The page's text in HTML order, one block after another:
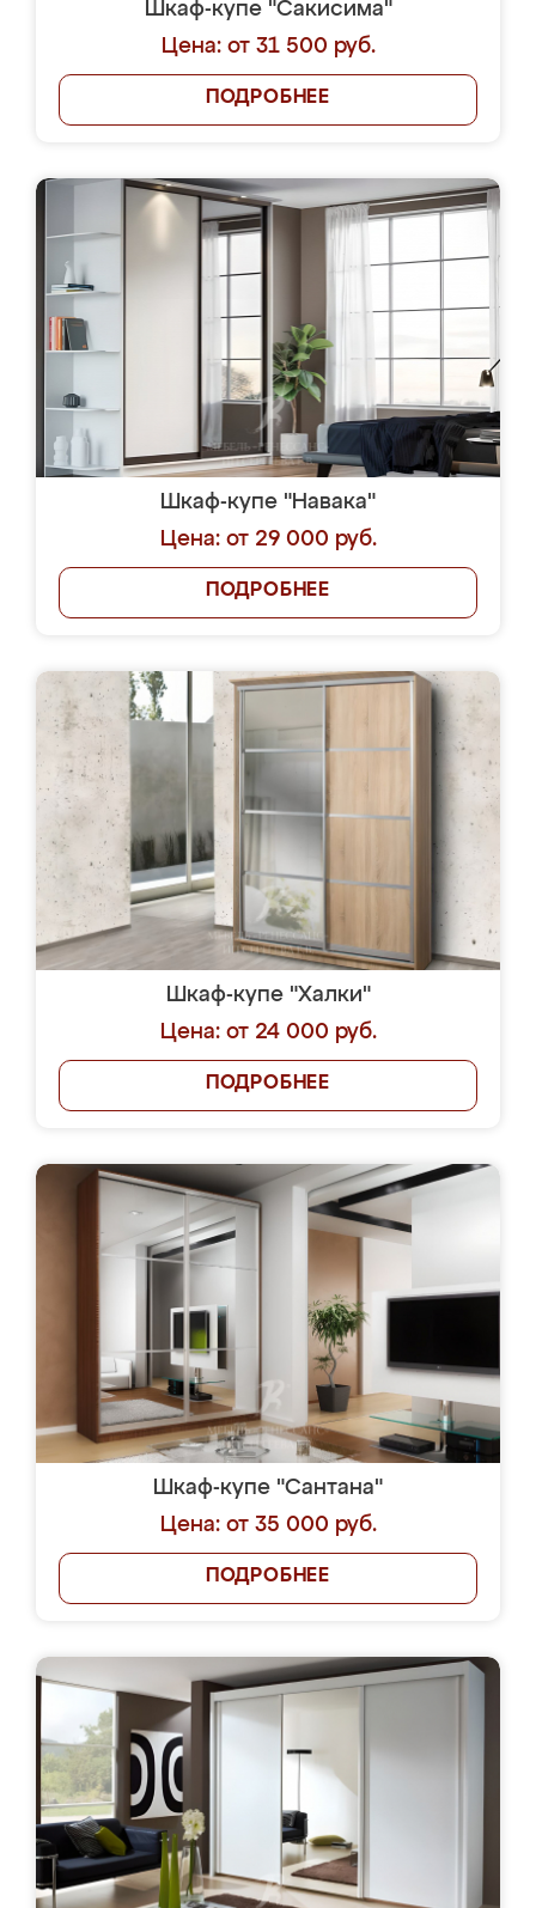
Шкаф-купе "Сакисима"
Цена: от 31 500 руб.
ПОДРОБНЕЕ
Шкаф-купе "Навака"
Цена: от 29 000 руб.
ПОДРОБНЕЕ
Шкаф-купе "Халки"
Цена: от 24 000 руб.
ПОДРОБНЕЕ
Шкаф-купе "Сантана"
Цена: от 35 000 руб.
ПОДРОБНЕЕ